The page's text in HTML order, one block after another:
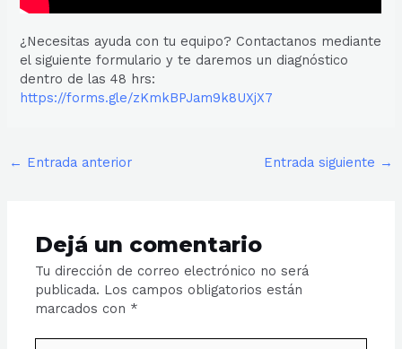
¿Necesitas ayuda con tu equipo? Contactanos mediante
el siguiente formulario y te daremos un diagnóstico
dentro de las 48 hrs:
https://forms.gle/zKmkBPJam9k8UXjX7
← Entrada anterior Entrada siguiente →
Dejá un comentario
Tu dirección de correo electrónico no será
publicada. Los campos obligatorios están
marcados con *